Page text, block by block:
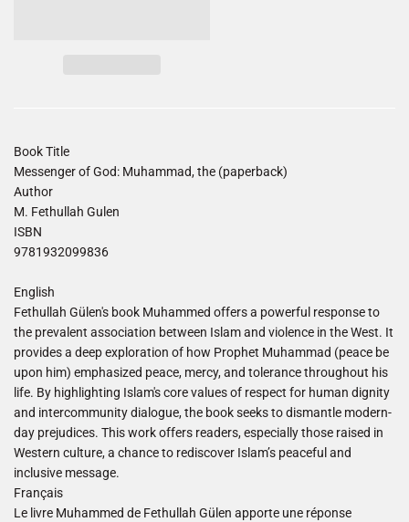
Book Title
Messenger of God: Muhammad, the (paperback)
Author
M. Fethullah Gulen
ISBN
9781932099836
English
Fethullah Gülen's book Muhammed offers a powerful response to
the prevalent association between Islam and violence in the West. It
provides a deep exploration of how Prophet Muhammad (peace be
upon him) emphasized peace, mercy, and tolerance throughout his
life. By highlighting Islam's core values of respect for human dignity
and intercommunity dialogue, the book seeks to dismantle modern-
day prejudices. This work offers readers, especially those raised in
Western culture, a chance to rediscover Islam’s peaceful and
inclusive message.
Français
Le livre Muhammed de Fethullah Gülen apporte une réponse